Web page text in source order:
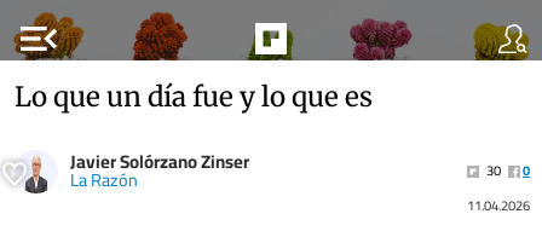
menu_open
Lo que un día fue y lo que es
Javier Solórzano Zinser
La Razón 30
0
11.04.2026